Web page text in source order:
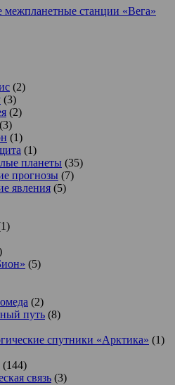
межпланетные станции «Вега»
(2)
(3)
(2)
(3)
(1)
(1)
планеты (35)
прогнозы (7)
явления (5)
(5)
(2)
путь (8)
спутники «Арктика» (1)
(144)
связь (3)